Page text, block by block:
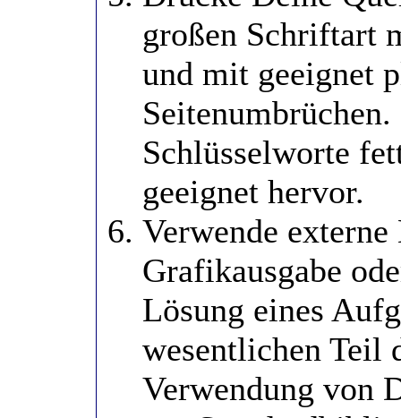
großen Schriftart
und mit geeignet
Schlüsselworte
geeignet hervor.
Verwende
Grafikausgabe
Lösung eines
wesentlichen Teil
Verwendung von